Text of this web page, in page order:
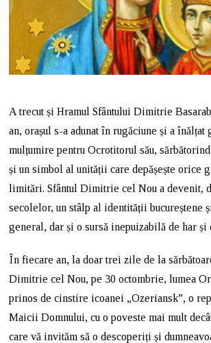
A trecut și Hramul Sfântului Dimitrie
an, orașul s-a adunat în rugăciune și a înălțat
mulțumire pentru Ocrotitorul său,
și un simbol al unității care depășește orice
limitări. Sfântul Dimitrie cel Nou a devenit,
secolelor, un stâlp al identității bucureștene
general, dar și o sursă inepuizabilă de har și
În fiecare an, la doar trei zile de la
Dimitrie cel Nou, pe 30 octombrie, lumea
prinos de cinstire icoanei „Ozeriansk”, o
Maicii Domnului, cu o poveste mai mult
care vă invităm să o descoperiți și